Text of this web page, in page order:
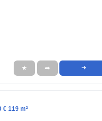
★ ➦ ➜
€ 119 m²